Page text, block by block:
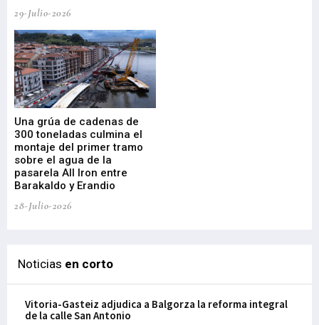
29-Julio-2026
Una grúa de cadenas de
300 toneladas culmina el
montaje del primer tramo
sobre el agua de la
pasarela All Iron entre
Barakaldo y Erandio
28-Julio-2026
Noticias en corto
Vitoria-Gasteiz adjudica a Balgorza la reforma integral
de la calle San Antonio